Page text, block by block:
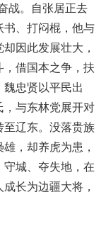
战。自张居正去
、打闷棍，他与
因此发展壮大，
借国本之争，扶
忠贤以平民出
与东林党展开对
至辽东。没落贵族
，却养虎为患，
城、夺失地，在
长为边疆大将，